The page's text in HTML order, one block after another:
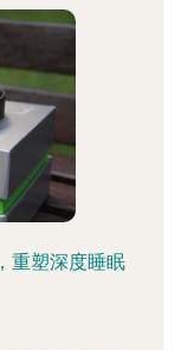
重塑深度睡眠